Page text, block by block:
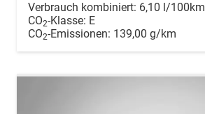
Verbrauch kombiniert: 6,10 l/100km
CO2-Klasse: E
CO2-Emissionen: 139,00 g/km